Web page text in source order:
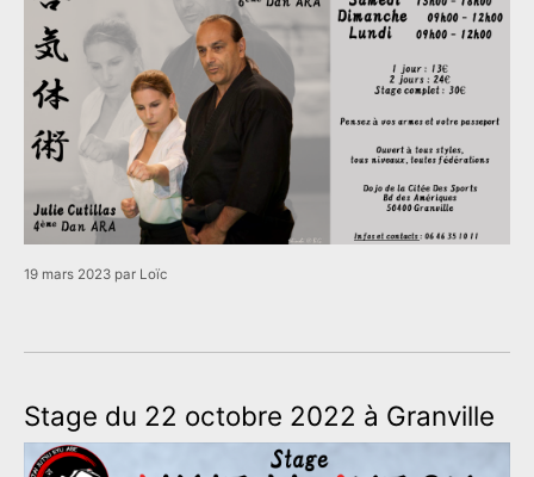
19 mars 2023 par Loïc
Stage du 22 octobre 2022 à Granville